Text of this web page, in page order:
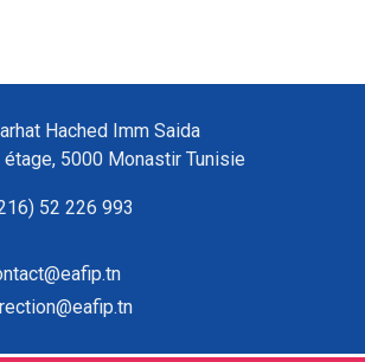
Hached Imm Saida
5000 Monastir Tunisie
52 226 993